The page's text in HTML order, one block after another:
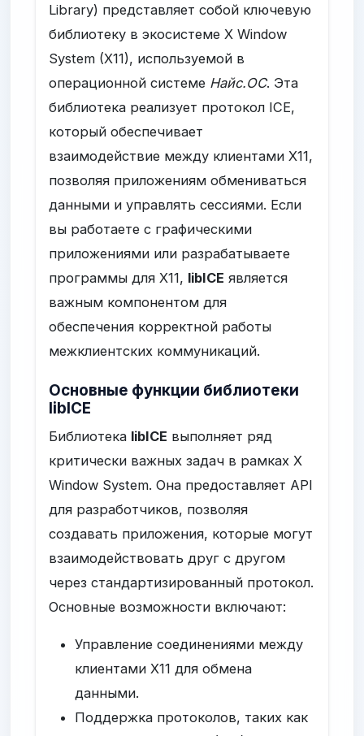
Library) представляет собой ключевую
библиотеку в экосистеме X Window
System (X11), используемой в
операционной системе Найс.ОС. Эта
библиотека реализует протокол ICE,
который обеспечивает
взаимодействие между клиентами X11,
позволяя приложениям обмениваться
данными и управлять сессиями. Если
вы работаете с графическими
приложениями или разрабатываете
программы для X11, libICE является
важным компонентом для
обеспечения корректной работы
межклиентских коммуникаций.
Основные функции библиотеки
libICE
Библиотека libICE выполняет ряд
критически важных задач в рамках X
Window System. Она предоставляет API
для разработчиков, позволяя
создавать приложения, которые могут
взаимодействовать друг с другом
через стандартизированный протокол.
Основные возможности включают:
Управление соединениями между
клиентами X11 для обмена
данными.
Поддержка протоколов, таких как